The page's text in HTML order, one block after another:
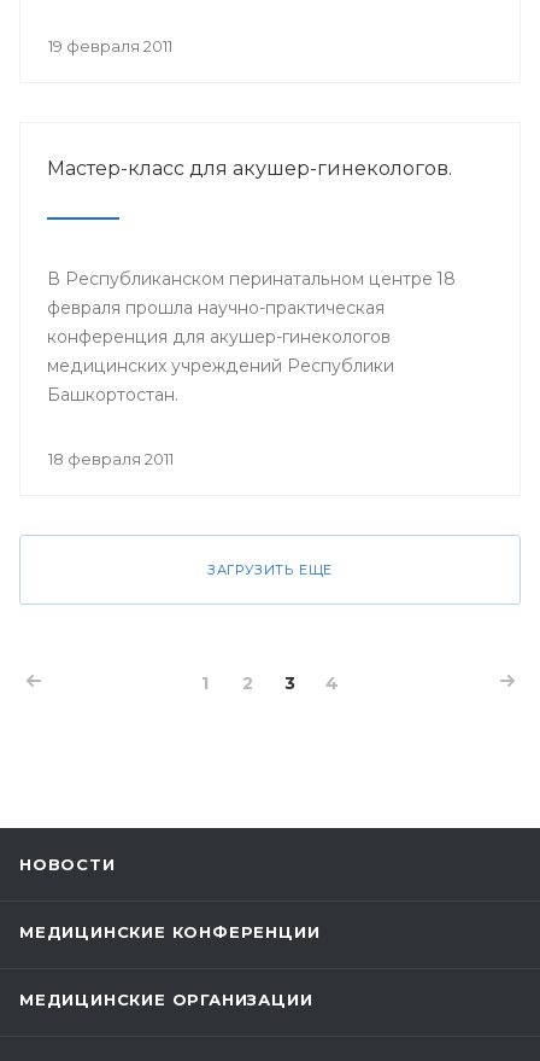
19 февраля 2011
Мастер-класс для акушер-гинекологов.
В Республиканском перинатальном центре 18
февраля прошла научно-практическая
конференция для акушер-гинекологов
медицинских учреждений Республики
Башкортостан.
18 февраля 2011
ЗАГРУЗИТЬ ЕЩЕ
1 2 3 4
НОВОСТИ
МЕДИЦИНСКИЕ КОНФЕРЕНЦИИ
МЕДИЦИНСКИЕ ОРГАНИЗАЦИИ